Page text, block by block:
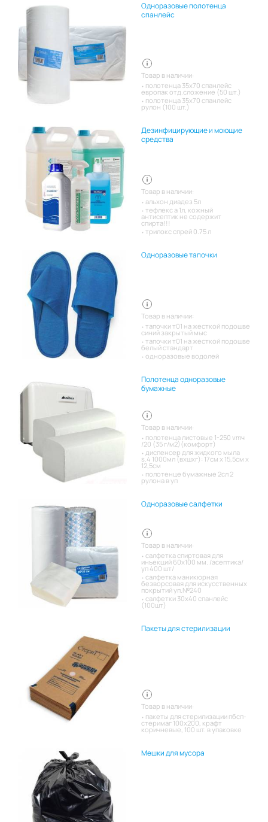
Одноразовые полотенца
спанлейс
Товар в наличии:
полотенца 35х70 спанлейс
европак отд.сложение (50 шт.)
полотенца 35х70 спанлейс
рулон (100 шт.)
Дезинфицирующие и моющие
средства
Товар в наличии:
альхон диадез 5л
тефлекс а 1л, кожный
антисептик не содержит
спирта!!!
трилокс спрей 0.75 л
Одноразовые тапочки
Товар в наличии:
тапочки т01 на жесткой подошве
синий закрытый мыс
тапочки т01 на жесткой подошве
белый стандарт
одноразовые водолей
Полотенца одноразовые
бумажные
Товар в наличии:
полотенца листовые 1-250 vmч
/20 (35 г/м2)(комфорт)
диспенсер для жидкого мыла
s.4 1000мл (вхшхг): 17см x 15,5см x
12,5см
полотенце бумажные 2сл 2
рулона в уп
Одноразовые салфетки
Товар в наличии:
салфетка спиртовая для
инъекций 60х100 мм. /асептика/
уп 400 шт/
салфетка маникюрная
безворсовая для искусственных
покрытий уп.№240
салфетки 30х40 спанлейс
(100шт)
Пакеты для стерилизации
Товар в наличии:
пакеты для стерилизации пбсп-
стеримаг 100х200, крафт
коричневые, 100 шт. в упаковке
Мешки для мусора